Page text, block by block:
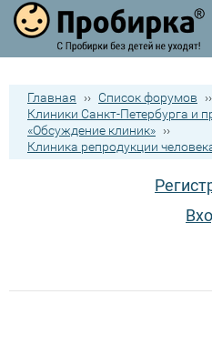
Главная ›› Список форумов ››
Клиники Санкт-Петербурга и
«Обсуждение клиник» ››
Клиника репродукции